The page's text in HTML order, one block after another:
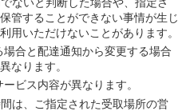
管することができない事情が生じ
用いただけないことがあります。
合と配達通知から変更する場合
なります。
ビス内容が異なります。
は、ご指定された受取場所の営